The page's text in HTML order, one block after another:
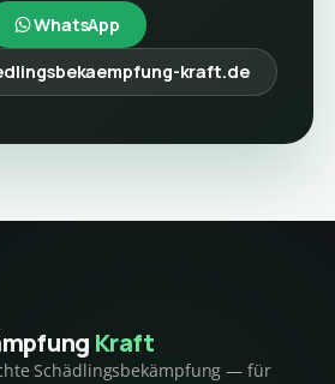
WhatsApp
kraft.de
Kraft
Schädlingsbekämpfung — für